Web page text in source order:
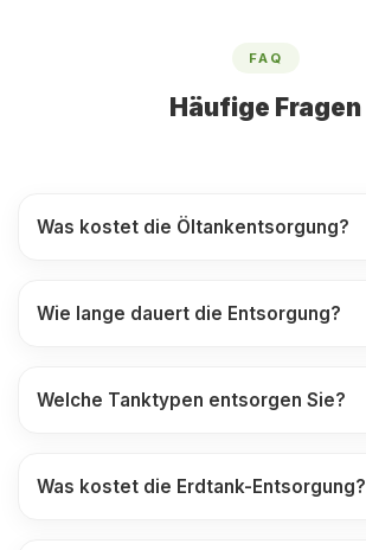
FAQ
Häufige Fragen
Was kostet die Öltankentsorgung?
Wie lange dauert die Entsorgung?
Welche Tanktypen entsorgen Sie?
Was kostet die Erdtank-Entsorgung?